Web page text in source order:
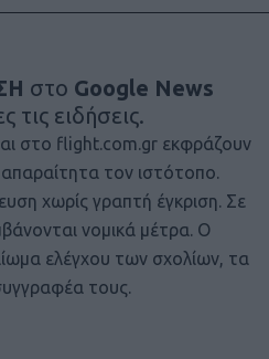
στο Google News
τις ειδήσεις.
στο flight.com.gr εκφράζουν
τον ιστότοπο.
χωρίς γραπτή έγκριση. Σε
νομικά μέτρα. Ο
ελέγχου των σχολίων, τα
τους.